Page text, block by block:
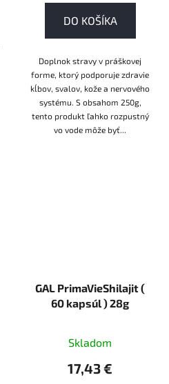
DO KOŠÍKA
Doplnok stravy v práškovej
forme, ktorý podporuje zdravie
kĺbov, svalov, kože a nervového
systému. S obsahom 250g,
tento produkt ľahko rozpustný
vo vode môže byť...
GAL PrimaVieShilajit (
60 kapsúl ) 28g
Skladom
17,43 €